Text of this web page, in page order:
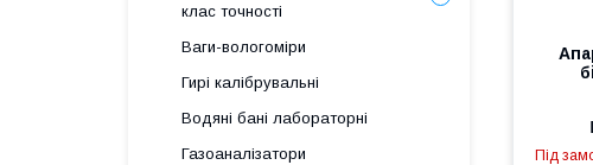
Під
клас точності
Ваги-вологоміри
Гирі калібрувальні
Водяні бані лабораторні
Газоаналізатори